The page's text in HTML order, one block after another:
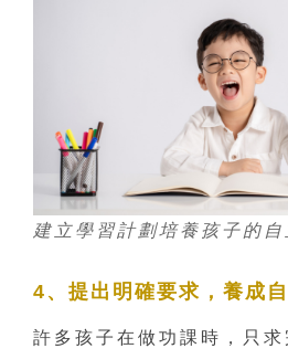
建立學習計劃培養孩子的
4、提出明確要求，養成
許多孩子在做功課時，只